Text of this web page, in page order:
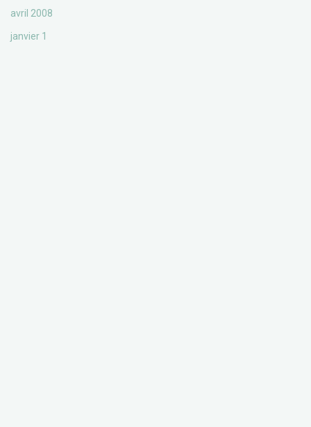
avril 2008
janvier 1